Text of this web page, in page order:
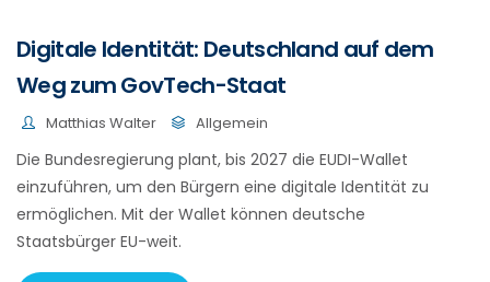
Digitale Identität: Deutschland auf dem
Weg zum GovTech-Staat
Matthias Walter Allgemein
Die Bundesregierung plant, bis 2027 die EUDI-Wallet
einzuführen, um den Bürgern eine digitale Identität zu
ermöglichen. Mit der Wallet können deutsche
Staatsbürger EU-weit.